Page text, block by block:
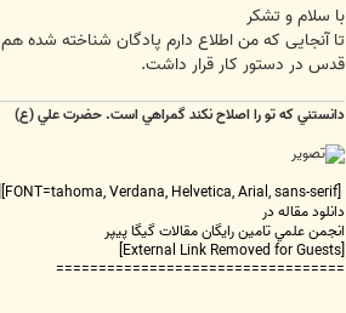
ت
با سلام و تشکر
تا آنجایی که من اطلاع دارم پادگان شناخته شده
قدس در دستور کار قرار داشت.
دانستني که تو را اصلاح نکند گمراهي است. حضرت علي (ع)
[FONT=tahoma, Verdana, Helvetica, Arial, sans-serif][COLOR=#444444]==================================
دانلود مقاله در
انجمن علمي تامين رايگان مقالات گيگا پيپر
[External Link Removed for Guests]
==================================